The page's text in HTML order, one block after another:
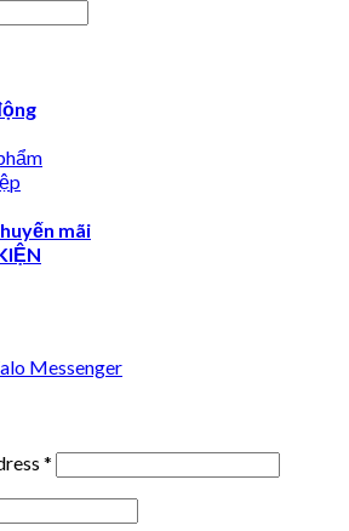
mãi
Messenger
*